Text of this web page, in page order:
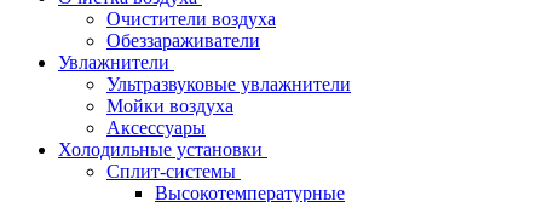
Очистители воздуха
Обеззараживатели
Увлажнители
Ультразвуковые увлажнители
Мойки воздуха
Аксессуары
Холодильные установки
Сплит-системы
Высокотемпературные